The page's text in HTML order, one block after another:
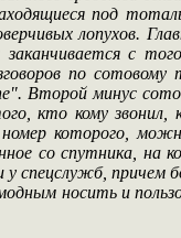
под
лопухов.
с
по
Второй минус
кто кому звонил,
которого,
со спутника, на
спецслужб, причем
носить и